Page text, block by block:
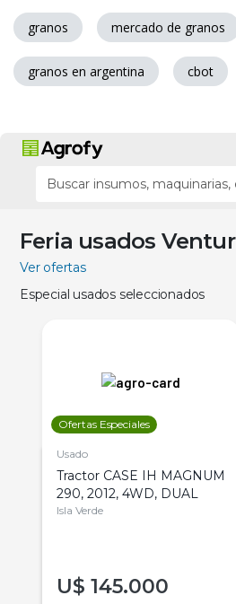
granos mercado de granos
granos en argentina cbot
Feria usados
Ver ofertas
Especial usados seleccionados
Ofertas Especiales
Usado
Tractor CASE IH MAGNUM
290, 2012, 4WD, DUAL
Isla Verde
U$ 145.000